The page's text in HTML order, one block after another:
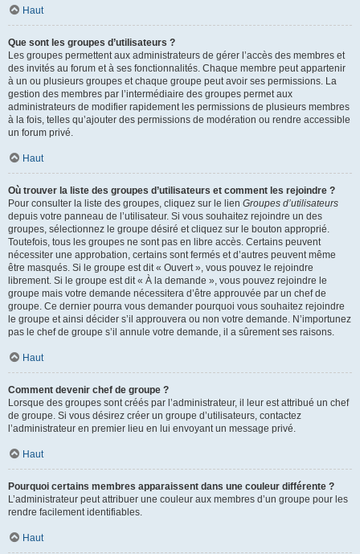
Haut
Que sont les groupes d’utilisateurs ?
Les groupes permettent aux administrateurs de gérer l’accès des membres et
des invités au forum et à ses fonctionnalités. Chaque membre peut appartenir
à un ou plusieurs groupes et chaque groupe peut avoir ses permissions. La
gestion des membres par l’intermédiaire des groupes permet aux
administrateurs de modifier rapidement les permissions de plusieurs membres
à la fois, telles qu’ajouter des permissions de modération ou rendre accessible
un forum privé.
Haut
Où trouver la liste des groupes d’utilisateurs et comment les rejoindre ?
Pour consulter la liste des groupes, cliquez sur le lien Groupes d’utilisateurs
depuis votre panneau de l’utilisateur. Si vous souhaitez rejoindre un des
groupes, sélectionnez le groupe désiré et cliquez sur le bouton approprié.
Toutefois, tous les groupes ne sont pas en libre accès. Certains peuvent
nécessiter une approbation, certains sont fermés et d’autres peuvent même
être masqués. Si le groupe est dit « Ouvert », vous pouvez le rejoindre
librement. Si le groupe est dit « À la demande », vous pouvez rejoindre le
groupe mais votre demande nécessitera d’être approuvée par un chef de
groupe. Ce dernier pourra vous demander pourquoi vous souhaitez rejoindre
le groupe et ainsi décider s’il approuvera ou non votre demande. N’importunez
pas le chef de groupe s’il annule votre demande, il a sûrement ses raisons.
Haut
Comment devenir chef de groupe ?
Lorsque des groupes sont créés par l’administrateur, il leur est attribué un chef
de groupe. Si vous désirez créer un groupe d’utilisateurs, contactez
l’administrateur en premier lieu en lui envoyant un message privé.
Haut
Pourquoi certains membres apparaissent dans une couleur différente ?
L’administrateur peut attribuer une couleur aux membres d’un groupe pour les
rendre facilement identifiables.
Haut